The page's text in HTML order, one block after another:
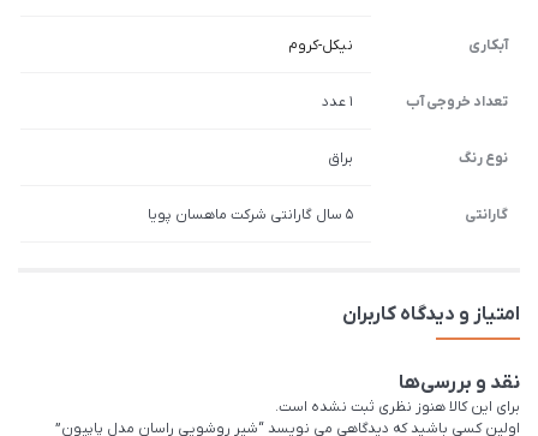
آبکاری نیکل-کروم
تعداد خروجی آب 1 عدد
نوع رنگ براق
گارانتی 5 سال گارانتی شرکت ماهسان پویا
امتیاز و دیدگاه کاربران
نقد و بررسی‌ها
برای این کالا هنوز نظری ثبت نشده است.
اولین کسی باشید که دیدگاهی می نویسد “شیر روشویی راسان مدل پاپیون”